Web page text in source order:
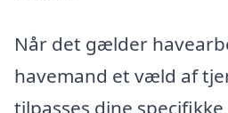
Når det gælder
havemand et væld af
tilpasses dine